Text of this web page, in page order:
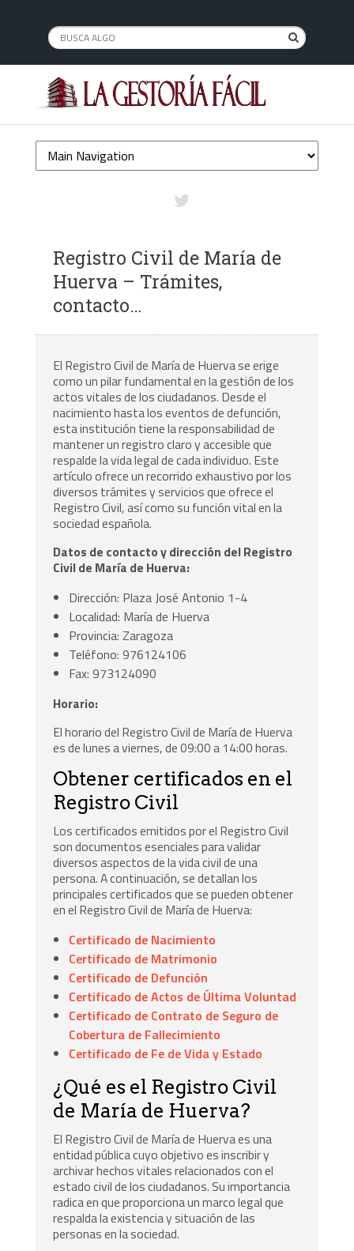
Registro Civil de María de
Huerva – Trámites,
contacto…
El Registro Civil de María de Huerva se erige
como un pilar fundamental en la gestión de los
actos vitales de los ciudadanos. Desde el
nacimiento hasta los eventos de defunción,
esta institución tiene la responsabilidad de
mantener un registro claro y accesible que
respalde la vida legal de cada individuo. Este
artículo ofrece un recorrido exhaustivo por los
diversos trámites y servicios que ofrece el
Registro Civil, así como su función vital en la
sociedad española.
Datos de contacto y dirección del Registro
Civil de María de Huerva:
Dirección: Plaza José Antonio 1-4
Localidad: María de Huerva
Provincia: Zaragoza
Teléfono: 976124106
Fax: 973124090
Horario:
El horario del Registro Civil de María de Huerva
es de lunes a viernes, de 09:00 a 14:00 horas.
Obtener certificados en el
Registro Civil
Los certificados emitidos por el Registro Civil
son documentos esenciales para validar
diversos aspectos de la vida civil de una
persona. A continuación, se detallan los
principales certificados que se pueden obtener
en el Registro Civil de María de Huerva:
Certificado de Nacimiento
Certificado de Matrimonio
Certificado de Defunción
Certificado de Actos de Última Voluntad
Certificado de Contrato de Seguro de
Cobertura de Fallecimiento
Certificado de Fe de Vida y Estado
¿Qué es el Registro Civil
de María de Huerva?
El Registro Civil de María de Huerva es una
entidad pública cuyo objetivo es inscribir y
archivar hechos vitales relacionados con el
estado civil de los ciudadanos. Su importancia
radica en que proporciona un marco legal que
respalda la existencia y situación de las
personas en la sociedad.